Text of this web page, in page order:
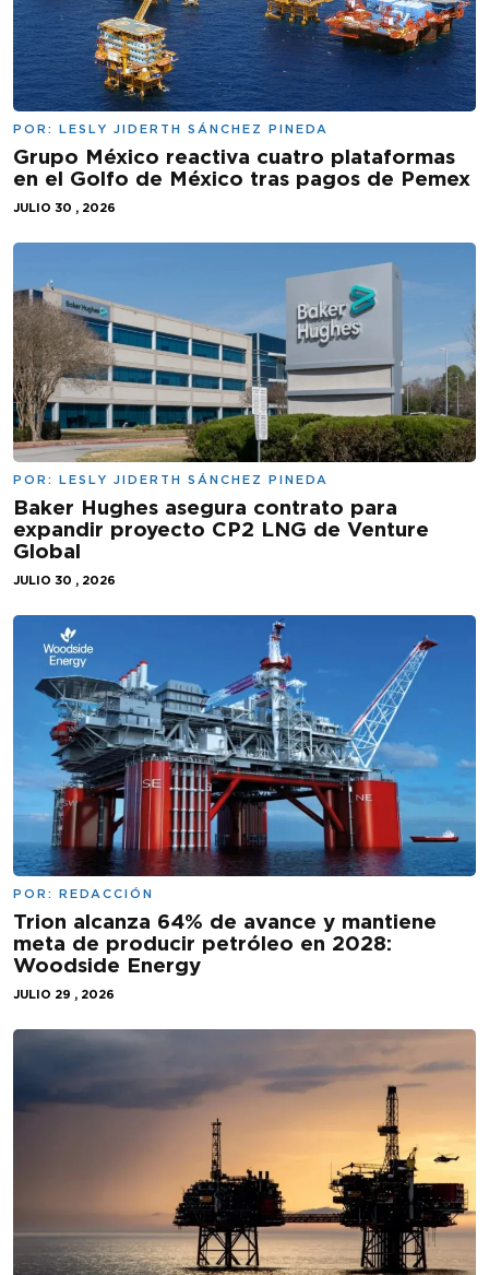
POR: LESLY JIDERTH SÁNCHEZ PINEDA
Grupo México reactiva cuatro plataformas
en el Golfo de México tras pagos de Pemex
JULIO 30 , 2026
POR: LESLY JIDERTH SÁNCHEZ PINEDA
Baker Hughes asegura contrato para
expandir proyecto CP2 LNG de Venture
Global
JULIO 30 , 2026
POR: REDACCIÓN
Trion alcanza 64% de avance y mantiene
meta de producir petróleo en 2028:
Woodside Energy
JULIO 29 , 2026